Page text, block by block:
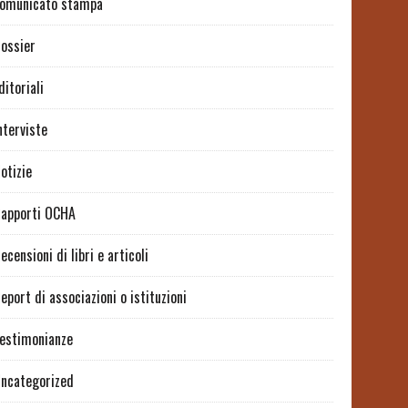
OCHA
di libri e articoli
di associazioni o istituzioni